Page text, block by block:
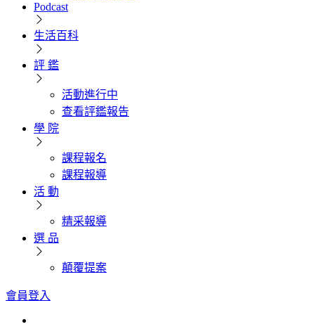
Podcast
生活百科
評 鑑
活動進行中
查看評鑑報告
學 院
課程報名
課程報導
活 動
精采報導
選 品
顛覆提案
會員登入